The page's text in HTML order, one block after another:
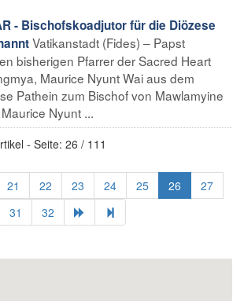
- Bischofskoadjutor für die Diözese
Vatikanstadt (Fides) – Papst
bisherigen Pfarrer der Sacred Heart
Maurice Nyunt Wai aus dem
Pathein zum Bischof von Mawlamyine
Nyunt ...
- Seite: 26 / 111
21 22 23 24 25 26
27
31 32